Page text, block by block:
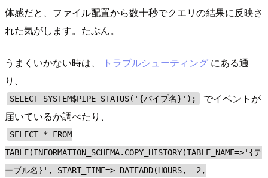
体感だと、ファイル配置から数十秒でクエリの結果に反映さ
れた気がします。たぶん。
うまくいかない時は、 トラブルシューティング にある通
り、
SELECT SYSTEM$PIPE_STATUS('{パイプ名}');
でイベントが
届いているか調べたり、
SELECT * FROM
TABLE(INFORMATION_SCHEMA.COPY_HISTORY(TABLE_NAME=>'{テ
ーブル名}', START_TIME=> DATEADD(HOURS, -2,